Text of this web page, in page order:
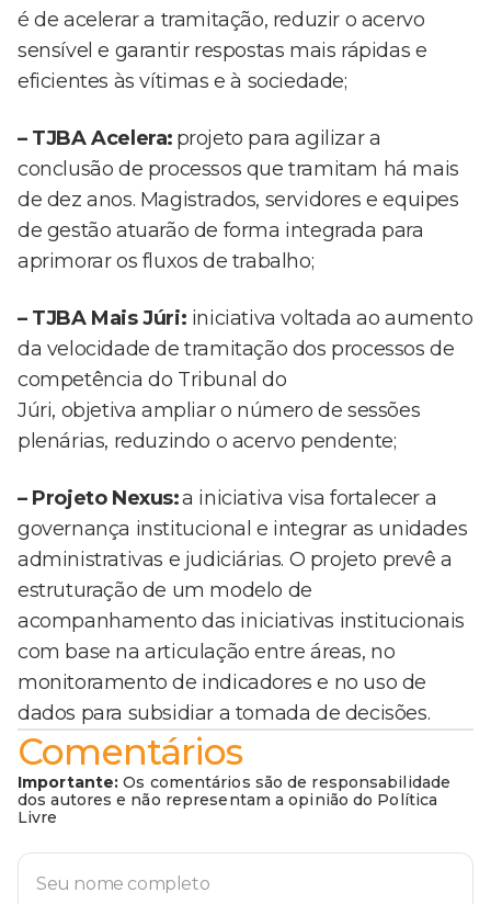
é de acelerar a tramitação, reduzir o acervo
sensível e garantir respostas mais rápidas e
eficientes às vítimas e à sociedade;
– TJBA Acelera: projeto para agilizar a
conclusão de processos que tramitam há mais
de dez anos. Magistrados, servidores e equipes
de gestão atuarão de forma integrada para
aprimorar os fluxos de trabalho;
– TJBA Mais Júri: iniciativa voltada ao aumento
da velocidade de tramitação dos processos de
competência do Tribunal do
Júri, objetiva ampliar o número de sessões
plenárias, reduzindo o acervo pendente;
– Projeto Nexus:a iniciativa visa fortalecer a
governança institucional e integrar as unidades
administrativas e judiciárias. O projeto prevê a
estruturação de um modelo de
acompanhamento das iniciativas institucionais
com base na articulação entre áreas, no
monitoramento de indicadores e no uso de
dados para subsidiar a tomada de decisões.
Comentários
Importante: Os comentários são de responsabilidade
dos autores e não representam a opinião do Política
Livre